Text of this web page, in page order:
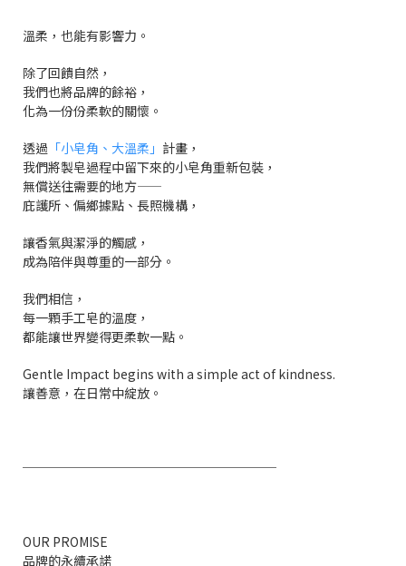
溫柔，也能有影響力。
除了回饋自然，
我們也將品牌的餘裕，
化為一份份柔軟的關懷。
透過 「小皂角、大溫柔」 計畫，
我們將製皂過程中留下來的小皂角重新包裝，
無償送往需要的地方——
庇護所、偏鄉據點、長照機構，
讓香氣與潔淨的觸感，
成為陪伴與尊重的一部分。
我們相信，
每一顆手工皂的溫度，
都能讓世界變得更柔軟一點。
Gentle Impact begins with a simple act of kindness.
讓善意，在日常中綻放。
────────────────────
OUR PROMISE
品牌的永續承諾